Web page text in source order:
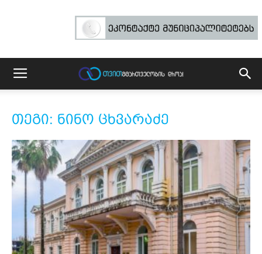
თეგი: ნინო ცხვარაძე